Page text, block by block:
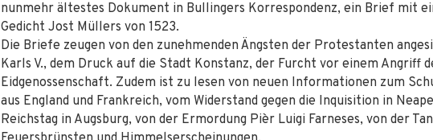
nunmehr ältestes Dokument in Bullingers Korrespondenz, ein Brief mit
Gedicht Jost Müllers von 1523.
Die Briefe zeugen von den zunehmenden Ängsten der Protestanten
Karls V., dem Druck auf die Stadt Konstanz, der Furcht vor einem Angriff
Eidgenossenschaft. Zudem ist zu lesen von neuen Informationen zum
aus England und Frankreich, vom Widerstand gegen die Inquisition in
Reichstag in Augsburg, von der Ermordung Pièr Luigi Farneses, von der